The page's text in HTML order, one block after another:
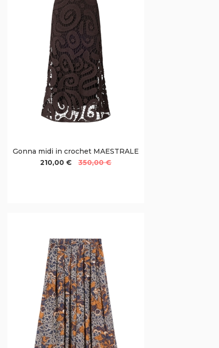
Gonna midi in crochet MAESTRALE
210,00 €
350,00 €